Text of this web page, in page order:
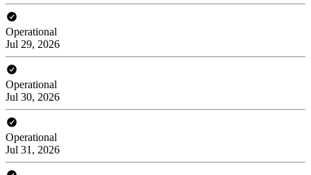
Operational
Jul 29, 2026
Operational
Jul 30, 2026
Operational
Jul 31, 2026